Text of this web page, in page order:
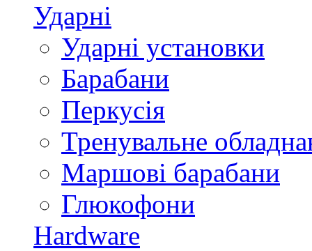
Ударні
Ударні установки
Барабани
Перкусія
Тренувальне
Маршові барабани
Глюкофони
Hardware